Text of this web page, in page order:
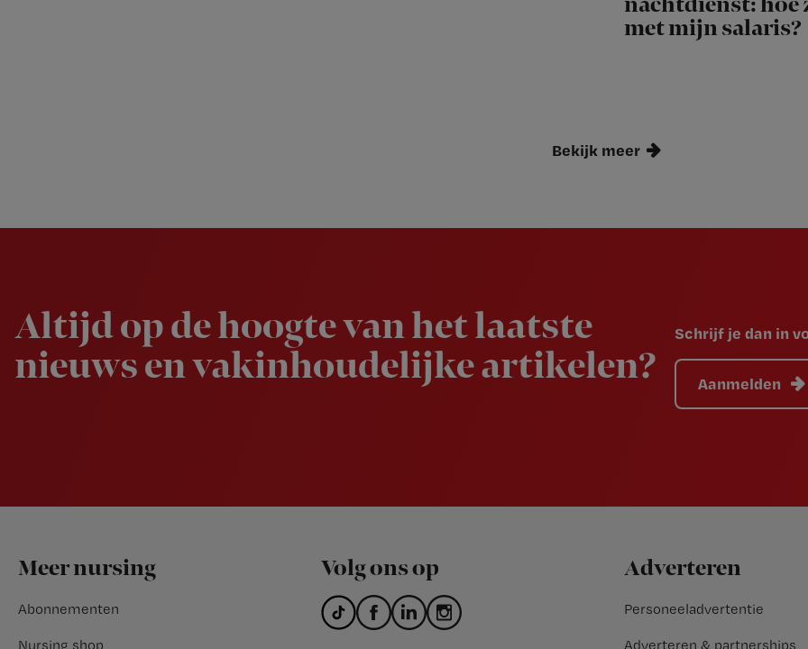
nachtdienst: hoe
met mijn salaris?
Bekijk meer
Altijd op de hoogte van het laatste
nieuws en vakinhoudelijke artikelen?
Schrijf je dan in
Aanmelden
Footer
Meer nursing
Abonnementen
Nursing shop
Volg ons op Adverteren
Personeeladvertentie
Adverteren & partnerships